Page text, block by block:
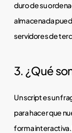
duro de su
almacenada
servidores de
3. ¿Qué
Un script es un
para hacer que
forma interactiva.